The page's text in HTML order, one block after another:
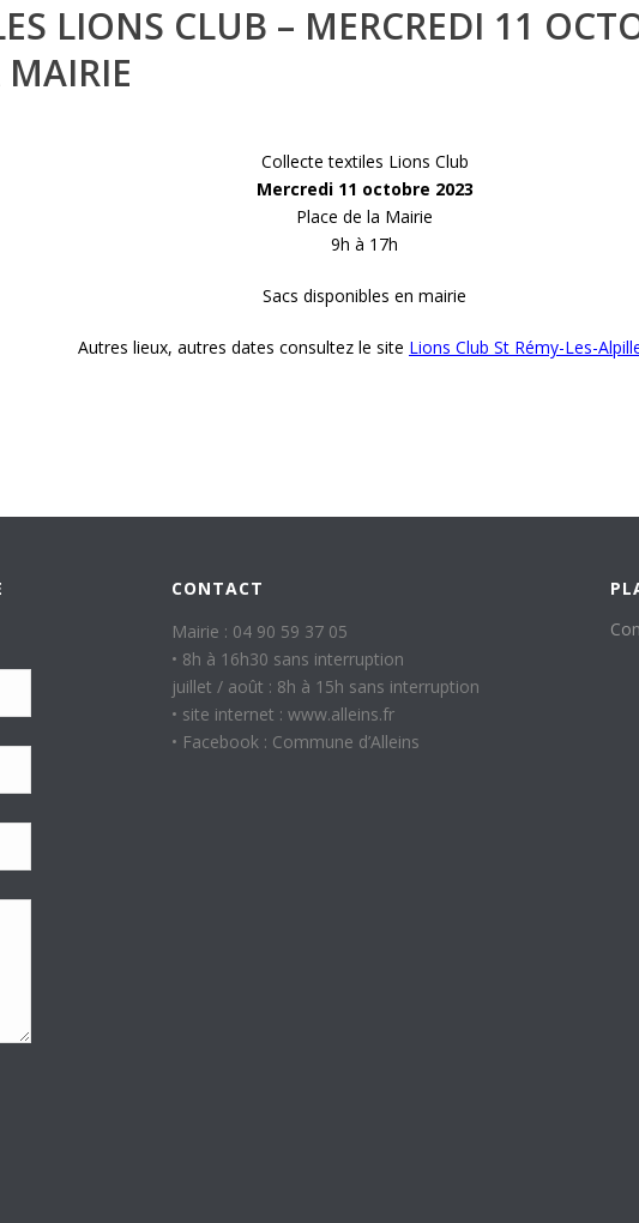
LIONS CLUB – MERCREDI 11
Collecte textiles Lions Club
Mercredi 11 octobre 2023
Place de la Mairie
9h à 17h
Sacs disponibles en mairie
Autres lieux, autres dates consultez le site Lions Club St Rémy-Les-
CONTACT
Mairie : 04 90 59 37 05
• 8h à 16h30 sans interruption
juillet / août : 8h à 15h sans interruption
• site internet : www.alleins.fr
• Facebook : Commune d’Alleins